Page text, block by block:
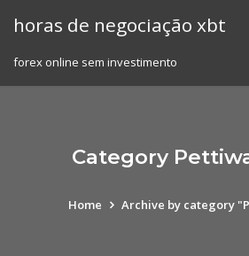
horas de negociação xbt
forex online sem investimento
Category
Home Archive by category